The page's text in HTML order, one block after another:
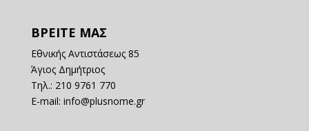
ΒΡΕΙΤΕ ΜΑΣ
Εθνικής Αντιστάσεως 85
Άγιος Δημήτριος
Τηλ.: 210 9761 770
E-mail: info@plusnome.gr